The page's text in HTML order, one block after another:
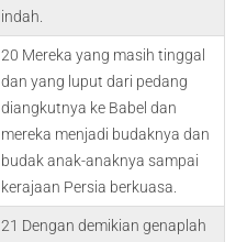
indah.
20 Mereka yang masih tinggal
dan yang luput dari pedang
diangkutnya ke Babel dan
mereka menjadi budaknya dan
budak anak-anaknya sampai
kerajaan Persia berkuasa.
21 Dengan demikian genaplah